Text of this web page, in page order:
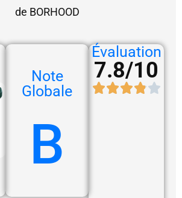
de BORHOOD
Note
Globale
B
Évaluation
7.8/10